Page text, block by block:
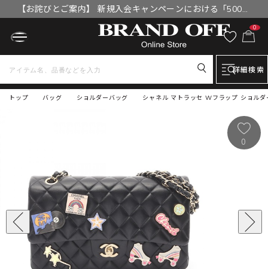
【お詫びとご案内】 新規入会キャンペーンにおける「500円
OFFクーポン」付与漏れと補填について
0
詳細検索
トップ シャネル マトラッセ Wフラップ ショル
バッグ ショルダーバッグ
0